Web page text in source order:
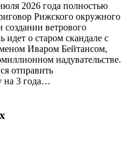
2026 года полностью
Рижского окружного
ветрового
идет о старом скандале с
Иваром Бейтансом,
надувательстве.
отправить
на 3 года…